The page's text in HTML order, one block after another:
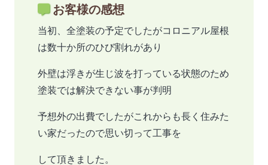
お客様の感想
当初、全塗装の予定でしたがコロニアル屋根
は数十か所のひび割れがあり
外壁は浮きが生じ波を打っている状態のため
塗装では解決できない事が判明
予想外の出費でしたがこれからも長く住みた
い家だったので思い切って工事を
して頂きました。